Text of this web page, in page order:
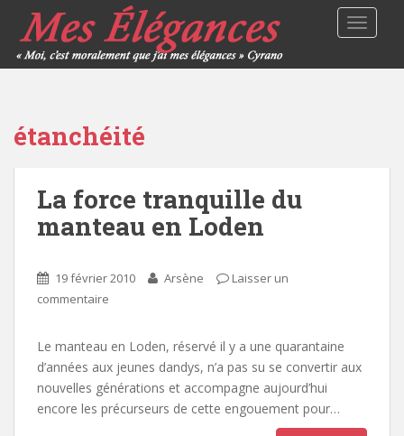
étanchéité
La force tranquille du
manteau en Loden
19 février 2010 Arsène
Laisser un
commentaire
Le manteau en Loden, réservé il y a une quarantaine
d’années aux jeunes dandys, n’a pas su se convertir aux
nouvelles générations et accompagne aujourd’hui
encore les précurseurs de cette engouement pour…